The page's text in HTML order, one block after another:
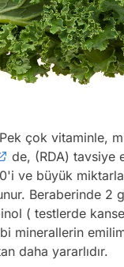
çok vitaminle,
de, (RDA) tavsiye
ve büyük
Beraberinde 2
( testlerde
minerallerin
daha yararlıdır.